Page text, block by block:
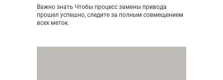
Важно знать Чтобы процесс замены привода
прошел успешно, следите за полным совмещением
всех меток.